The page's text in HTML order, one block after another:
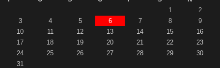
1
2
3
4 5 6 7 8
9
10
11 12 13 14 15
16
17
18 19 20 21 22
23
24
25 26 27 28 29
30
31